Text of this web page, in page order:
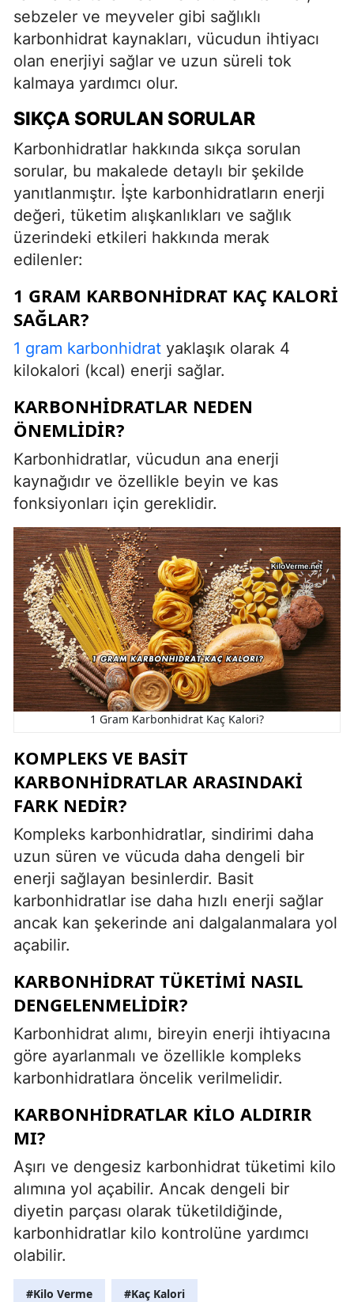
sebzeler ve meyveler gibi sağlıklı
karbonhidrat kaynakları, vücudun ihtiyacı
olan enerjiyi sağlar ve uzun süreli tok
kalmaya yardımcı olur.
SIKÇA SORULAN SORULAR
Karbonhidratlar hakkında sıkça sorulan
sorular, bu makalede detaylı bir şekilde
yanıtlanmıştır. İşte karbonhidratların enerji
değeri, tüketim alışkanlıkları ve sağlık
üzerindeki etkileri hakkında merak
edilenler:
1 GRAM KARBONHIDRAT KAÇ KALORI
SAĞLAR?
1 gram karbonhidrat yaklaşık olarak 4
kilokalori (kcal) enerji sağlar.
KARBONHIDRATLAR NEDEN
ÖNEMLIDIR?
Karbonhidratlar, vücudun ana enerji
kaynağıdır ve özellikle beyin ve kas
fonksiyonları için gereklidir.
1 Gram Karbonhidrat Kaç Kalori?
KOMPLEKS VE BASIT
KARBONHIDRATLAR ARASINDAKI
FARK NEDIR?
Kompleks karbonhidratlar, sindirimi daha
uzun süren ve vücuda daha dengeli bir
enerji sağlayan besinlerdir. Basit
karbonhidratlar ise daha hızlı enerji sağlar
ancak kan şekerinde ani dalgalanmalara yol
açabilir.
KARBONHIDRAT TÜKETIMI NASIL
DENGELENMELIDIR?
Karbonhidrat alımı, bireyin enerji ihtiyacına
göre ayarlanmalı ve özellikle kompleks
karbonhidratlara öncelik verilmelidir.
KARBONHIDRATLAR KILO ALDIRIR
MI?
Aşırı ve dengesiz karbonhidrat tüketimi kilo
alımına yol açabilir. Ancak dengeli bir
diyetin parçası olarak tüketildiğinde,
karbonhidratlar kilo kontrolüne yardımcı
olabilir.
#Kilo Verme #Kaç Kalori